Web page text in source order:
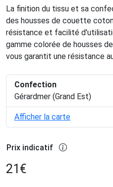
La finition du tissu et sa
des housses de couette
résistance et facilité
gamme colorée de housses
vous garantit une résistance
Confection
Gérardmer (Grand Est)
Afficher la carte
Prix indicatif
21 €